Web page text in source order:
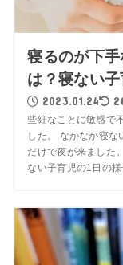
寝るのが下
は？寝ない
2023.01.24
些細なことに敏感で
した。 なかなか寝
だけで夜が来ました
ない子育児の1日の様